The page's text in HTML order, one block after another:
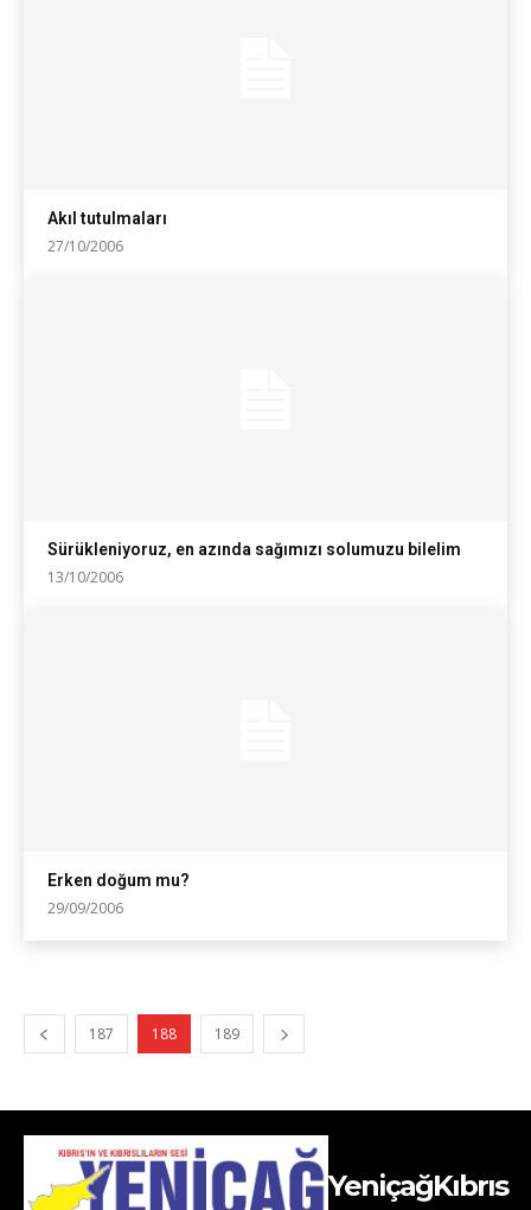
Akıl tutulmaları
27/10/2006
Sürükleniyoruz, en azında sağımızı solumuzu bilelim
13/10/2006
Erken doğum mu?
29/09/2006
187 188 189
YeniçağKıbrıs